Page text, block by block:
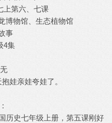
上第六、七课
博物馆、生态植物馆
事
4集
娃亲娃夸娃了。
:
史七年级上册，第五课刚好